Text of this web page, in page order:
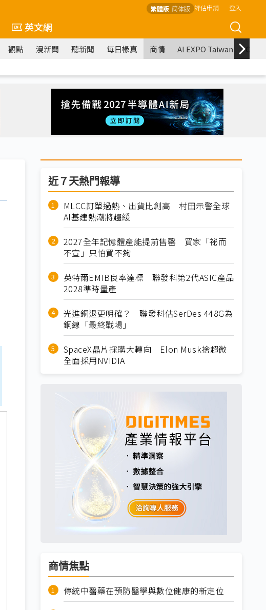
繁體版 简体版 評估申請 登入
英文網
觀點 漫新聞 聽新聞 每日椽真 商情 AI EXPO Taiwan
近７天熱門報導
MLCC訂單過熱、出貨比創高 村田示警全球
AI基建熱潮將趨緩
2027全年記憶體產能提前售罄 買家「祕而
不宣」只怕買不夠
英特爾EMIB良率達標 聯發科第2代ASIC產品
2028準時量產
光進銅退更明確？ 聯發科估SerDes 448G為
銅線「最終戰場」
SpaceX晶片採購大轉向 Elon Musk捨超微
全面採用NVIDIA
商情焦點
傳統中醫藥在預防醫學與數位健康的新定位